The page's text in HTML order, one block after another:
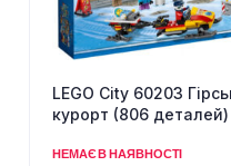
LEGO City 60203
курорт (806 деталей)
НЕМАЄ В НАЯВНОСТІ